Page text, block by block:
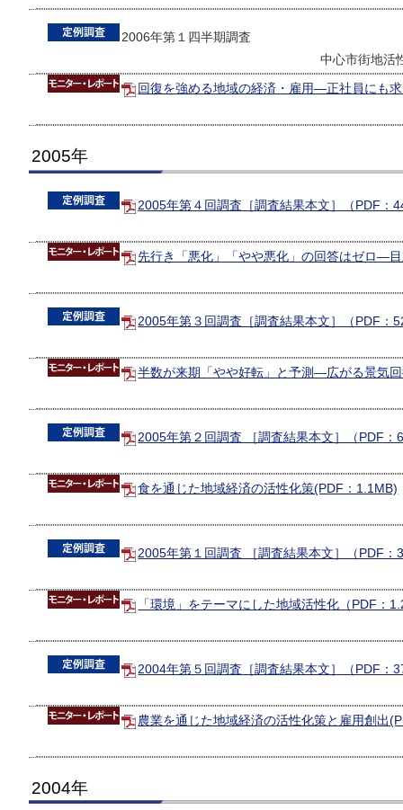
2006年第１四半期調査
中心市街地活
回復を強める地域の経済・雇用―正社員にも
2005年
2005年第４回調査［調査結果本文］（PDF：
先行き「悪化」「やや悪化」の回答はゼロ―
2005年第３回調査［調査結果本文］（PDF：
半数が来期「やや好転」と予測―広がる景気
2005年第２回調査 ［調査結果本文］（PDF：
食を通じた地域経済の活性化策(PDF：1.1MB)
2005年第１回調査 ［調査結果本文］（PDF：
「環境」をテーマにした地域活性化（PDF：
2004年第５回調査［調査結果本文］（PDF：
農業を通じた地域経済の活性化策と雇用創出
2004年